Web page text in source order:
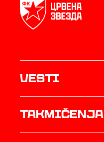
Vesti
Takmičenja